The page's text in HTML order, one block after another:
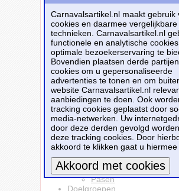
Dit konijn dierenkostuum is
100% polyester. De capuchon met
aan het pak vast.
Dit carnavalsartikelKonijn dieren
voor kinderen 116 - is te
feest.nlvoor € 28,99.
Bestellen
Kleding
Kostuums
Dieren
Konijnen
Themafeesten
Feestdagen
Pasen
Doelgroepen
Carnavalsartikel.nl maakt gebruik
cookies en daarmee vergelijkbare
technieken. Carnavalsartikel.nl
functionele en analytische
optimale bezoekerservaring te
Bovendien plaatsen derde
cookies om u gepersonaliseerde
advertenties te tonen en om
website Carnavalsartikel.nl
aanbiedingen te doen. Ook
tracking cookies geplaatst door
media-netwerken. Uw
door deze derden gevolgd
deze tracking cookies. Door
akkoord te klikken gaat u hiermee
Meer informatie